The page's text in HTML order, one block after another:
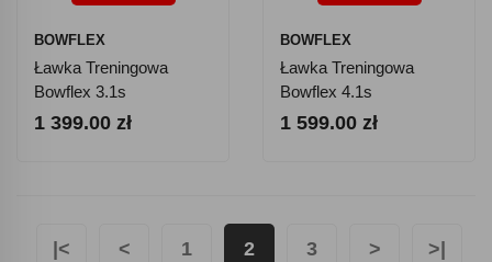
BOWFLEX
Ławka Treningowa
Bowflex 3.1s
1 399.00 zł
BOWFLEX
Ławka Treningowa
Bowflex 4.1s
1 599.00 zł
|< < 1 2 3 > >|